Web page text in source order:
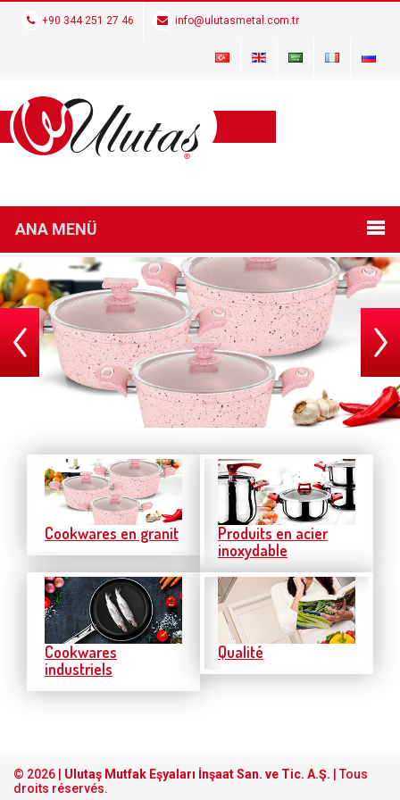
+90 344 251 27 46 info@ulutasmetal.com.tr
ANA MENÜ
Cookwares en granit
Produits en acier
inoxydable
Cookwares
industriels
Qualité
© 2026 | Ulutaş Mutfak Eşyaları İnşaat San. ve Tic. A.Ş. | Tous
droits réservés.